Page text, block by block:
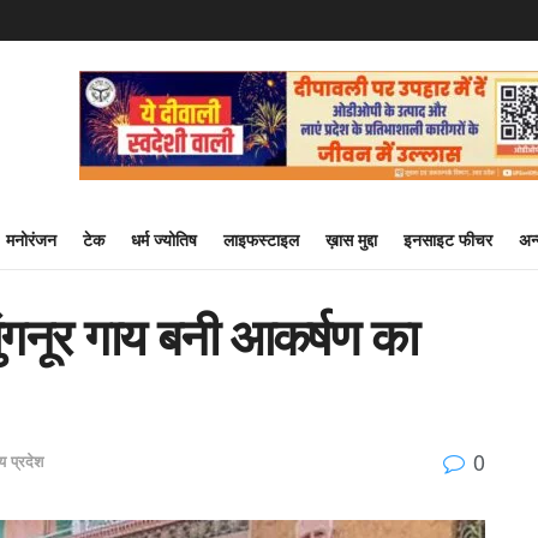
मनोरंजन टेक धर्म ज्योतिष लाइफस्टाइल ख़ास मुद्दा इनसाइट फीचर
गाय बनी आकर्षण का
प्रदेश 0